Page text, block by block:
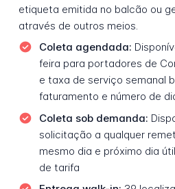
etiqueta emitida no balcão ou
através de outros meios.
Coleta agendada:
feira para portadores de
e taxa de serviço semanal
faturamento e número de
Coleta sob demanda:
solicitação a qualquer
mesmo dia e próximo dia
de tarifa